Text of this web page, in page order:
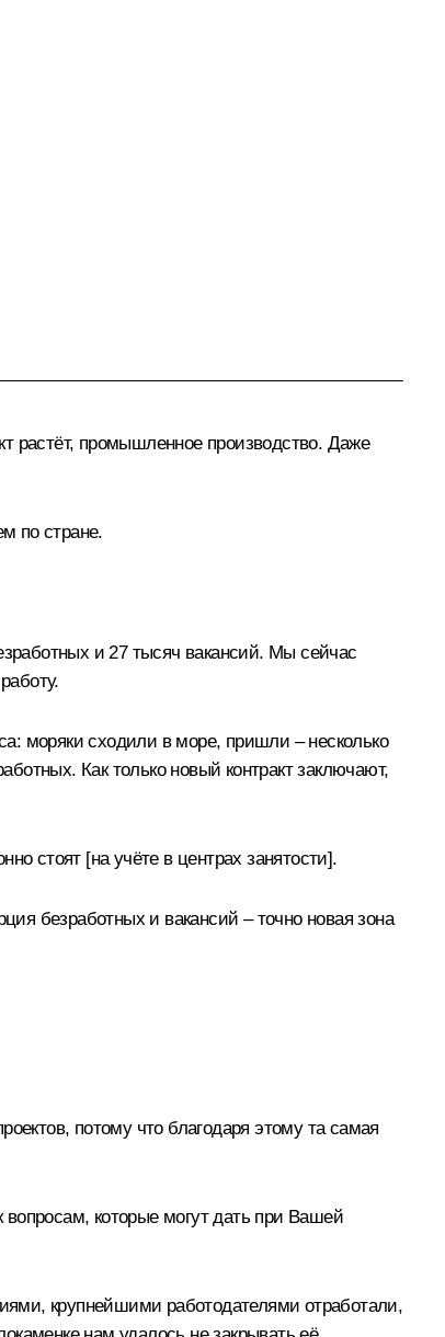
растёт, промышленное производство. Даже
по стране.
и 27 тысяч вакансий. Мы сейчас
моряки сходили в море, пришли – несколько
Как только новый контракт заключают,
стоят [на учёте в центрах занятости].
безработных и вакансий – точно новая зона
потому что благодаря этому та самая
вопросам, которые могут дать при Вашей
крупнейшими работодателями отработали,